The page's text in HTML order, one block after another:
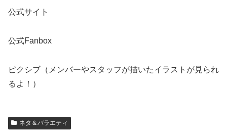
公式サイト
公式Fanbox
ピクシブ（メンバーやスタッフが描いたイラストが見られ
るよ！）
ネタ＆バラエティ